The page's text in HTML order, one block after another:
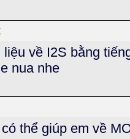
liệu về I2S bằng
nua nhe
thể giúp em về